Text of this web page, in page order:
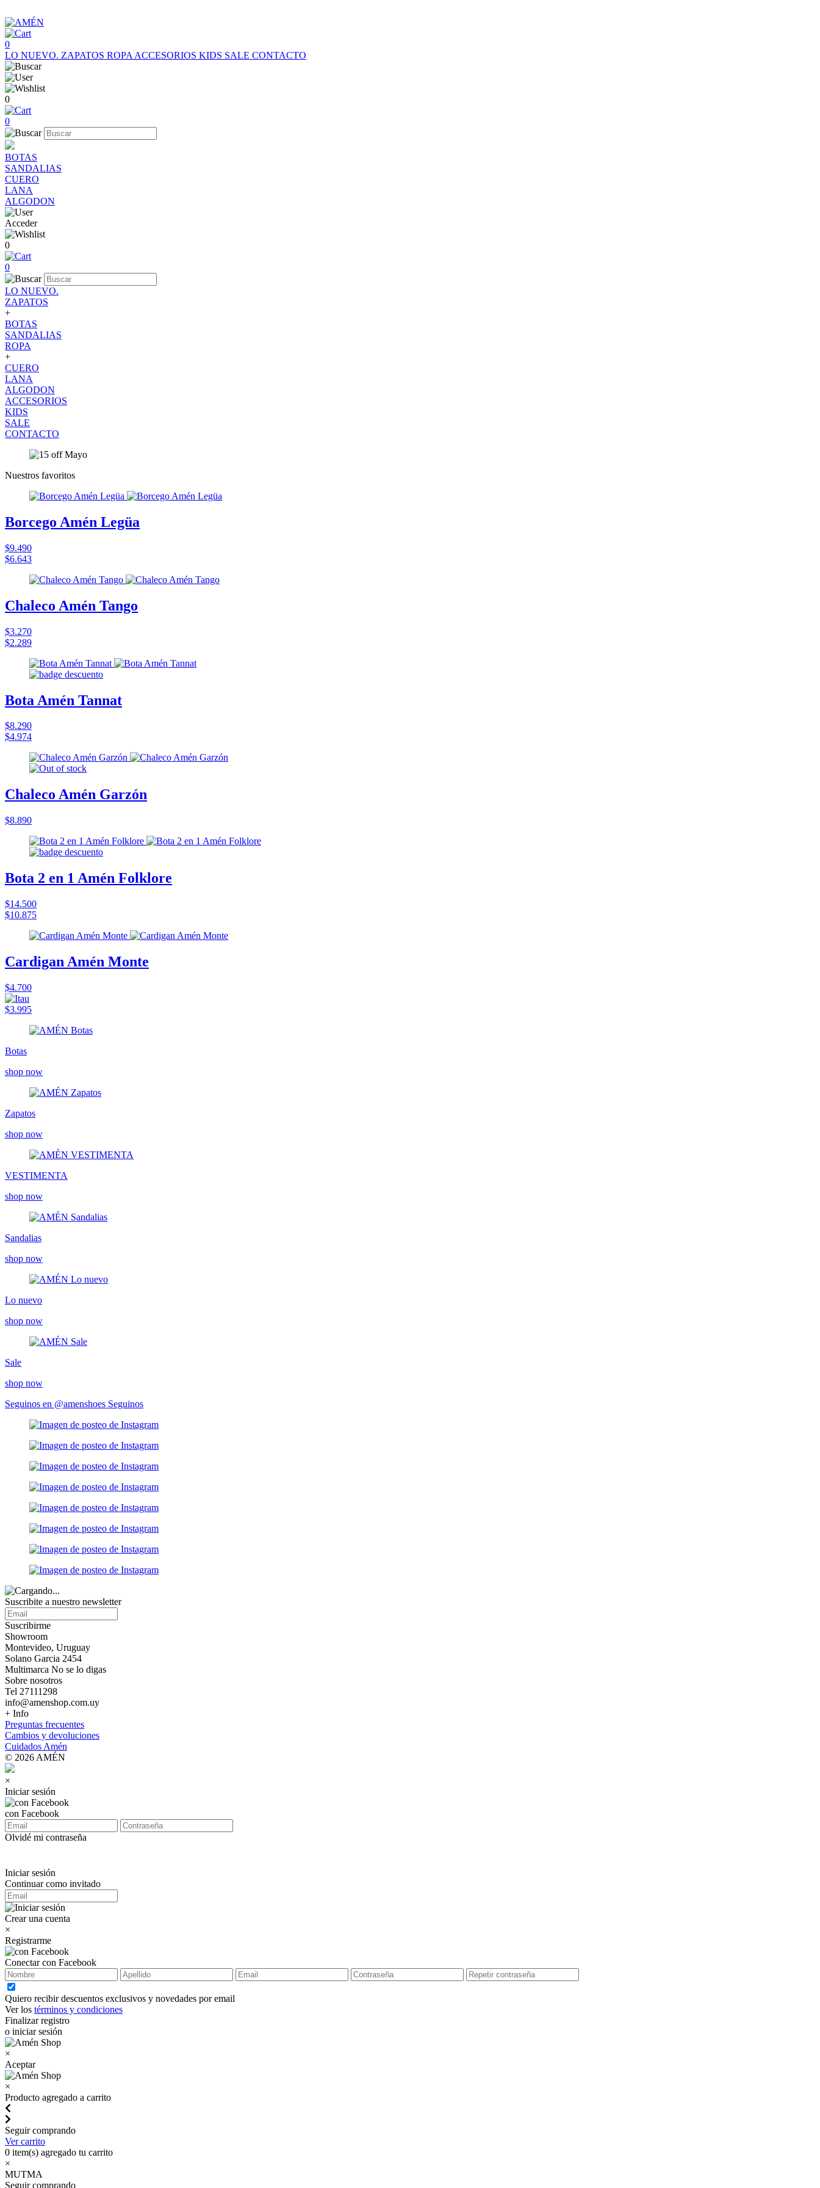
0
LO NUEVO. ZAPATOS ROPA ACCESORIOS KIDS SALE CONTACTO
0
0
BOTAS
SANDALIAS
CUERO
LANA
ALGODON
Acceder
0
0
LO NUEVO.
ZAPATOS
+
BOTAS
SANDALIAS
ROPA
+
CUERO
LANA
ALGODON
ACCESORIOS
KIDS
SALE
CONTACTO
Nuestros favoritos
Borcego Amén Legüa
$9.490
$6.643
Chaleco Amén Tango
$3.270
$2.289
Bota Amén Tannat
$8.290
$4.974
Chaleco Amén Garzón
$8.890
Bota 2 en 1 Amén Folklore
$14.500
$10.875
Cardigan Amén Monte
$4.700
$3.995
Botas
shop now
Zapatos
shop now
VESTIMENTA
shop now
Sandalias
shop now
Lo nuevo
shop now
Sale
shop now
Seguinos en @amenshoes Seguinos
Suscribite a nuestro newsletter
Suscribirme
Showroom
Montevideo, Uruguay
Solano Garcia 2454
Multimarca No se lo digas
Sobre nosotros
Tel 27111298
info@amenshop.com.uy
+ Info
Preguntas frecuentes
Cambios y devoluciones
Cuidados Amén
© 2026 AMÉN
×
Iniciar sesión
con Facebook
Olvidé mi contraseña
Iniciar sesión
Continuar como invitado
Crear una cuenta
×
Registrarme
Conectar con Facebook
Quiero recibir descuentos exclusivos y novedades por email
Ver los términos y condiciones
Finalizar registro
o iniciar sesión
×
Aceptar
×
Producto agregado a carrito
Seguir comprando
Ver carrito
0 item(s) agregado tu carrito
×
MUTMA
Seguir comprando